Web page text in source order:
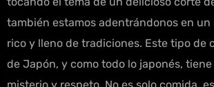
también estamos adentrándonos en
rico y lleno de tradiciones. Este tipo de
de Japón, y como todo lo japonés,
misterio y respeto. No es solo comida,